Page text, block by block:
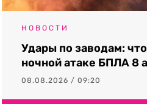
НОВОСТИ
Удары по заводам:
ночной атаке БПЛА 8
08.08.2026 / 09:20